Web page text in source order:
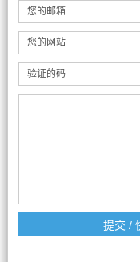
您的邮箱
您的网站
验证的码